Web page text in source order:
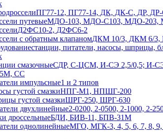
ПГ77-12, ПГ77-14, ДК, ДК-С, ДР,
путевыеМДО-103, МДО-С103, МДО-203,
Д2ФС10-2, Д2ФС6-2
с обратным клапаномДКМ 10/3, ДКМ 6/3,
станции, питатели, насосы, шприцы,
смазочныеСДР, С-ЦСМ, И-СЭ 2,5/0,5; И-
CC
импульсные1 и 2 типов
густой смазкиНПГ-М1, НПШГ-200
густой смазкиШРГ-250, ШРГ-630
двухлинейные2-0200, 2-0500, 2-1000, 2-
дроссельныеБДИ, БИВ-11, БПВ-31М
однолинейныеМГО, МГК-3, 4, 5, 6, 7, 8,